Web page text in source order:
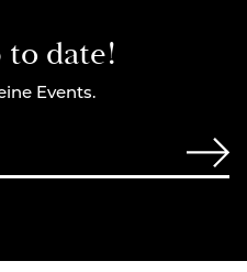
date!
Events.